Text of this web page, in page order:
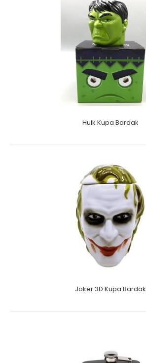
Hulk Kupa Bardak
Joker 3D Kupa Bardak